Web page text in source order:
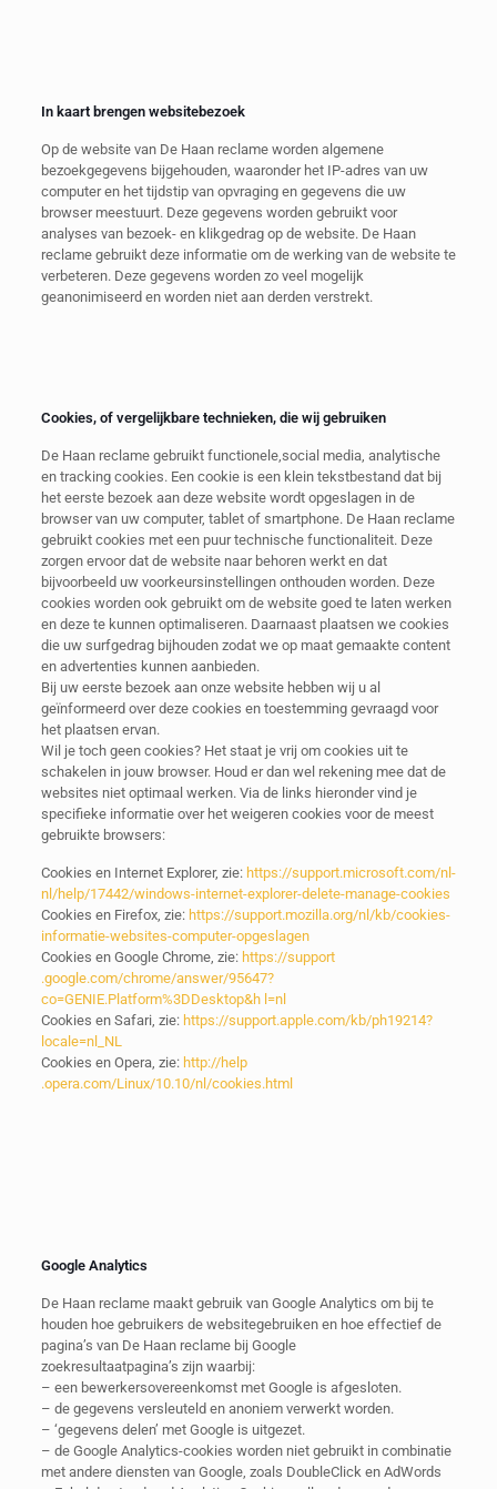
In kaart brengen websitebezoek
Op de website van De Haan reclame worden algemene
bezoekgegevens bijgehouden, waaronder het IP-adres van uw
computer en het tijdstip van opvraging en gegevens die uw
browser meestuurt. Deze gegevens worden gebruikt voor
analyses van bezoek- en klikgedrag op de website. De Haan
reclame gebruikt deze informatie om de werking van de website te
verbeteren. Deze gegevens worden zo veel mogelijk
geanonimiseerd en worden niet aan derden verstrekt.
Cookies, of vergelijkbare technieken, die wij gebruiken
De Haan reclame gebruikt functionele,social media, analytische
en tracking cookies. Een cookie is een klein tekstbestand dat bij
het eerste bezoek aan deze website wordt opgeslagen in de
browser van uw computer, tablet of smartphone. De Haan reclame
gebruikt cookies met een puur technische functionaliteit. Deze
zorgen ervoor dat de website naar behoren werkt en dat
bijvoorbeeld uw voorkeursinstellingen onthouden worden. Deze
cookies worden ook gebruikt om de website goed te laten werken
en deze te kunnen optimaliseren. Daarnaast plaatsen we cookies
die uw surfgedrag bijhouden zodat we op maat gemaakte content
en advertenties kunnen aanbieden.
Bij uw eerste bezoek aan onze website hebben wij u al
geïnformeerd over deze cookies en toestemming gevraagd voor
het plaatsen ervan.
Wil je toch geen cookies? Het staat je vrij om cookies uit te
schakelen in jouw browser. Houd er dan wel rekening mee dat de
websites niet optimaal werken. Via de links hieronder vind je
specifieke informatie over het weigeren cookies voor de meest
gebruikte browsers:
Cookies en Internet Explorer, zie: https://support​.microsoft.com/nl-
nl/help/17442/windows-internet-explorer-delete-manage-cookies
Cookies en Firefox, zie: https://support​.mozilla.org/nl/kb/cookies-
informatie-websites-computer-opgeslagen
Cookies en Google Chrome, zie: https://support​
.google.com/chrome/answer/95647?
co=GENIE.Platform%3DDesktop&h l=nl
Cookies en Safari, zie: https://support​.apple.com/kb/ph19214?
locale=nl_NL
Cookies en Opera, zie: http://help​
.opera.com/Linux/10.10/nl/cookies.html
Google Analytics
De Haan reclame maakt gebruik van Google Analytics om bij te
houden hoe gebruikers de websitegebruiken en hoe effectief de
pagina’s van De Haan reclame bij Google
zoekresultaatpagina’s zijn waarbij:
– een bewerkersovereenkomst met Google is afgesloten.
– de gegevens versleuteld en anoniem verwerkt worden.
– ‘gegevens delen’ met Google is uitgezet.
– de Google Analytics-cookies worden niet gebruikt in combinatie
met andere diensten van Google, zoals DoubleClick en AdWords